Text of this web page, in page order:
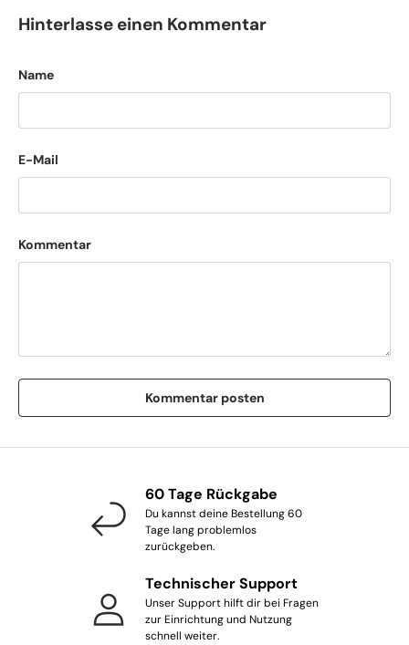
Hinterlasse einen Kommentar
Name
E-Mail
Kommentar
Kommentar posten
60 Tage Rückgabe
Du kannst deine Bestellung 60
Tage lang problemlos
zurückgeben.
Technischer Support
Unser Support hilft dir bei Fragen
zur Einrichtung und Nutzung
schnell weiter.